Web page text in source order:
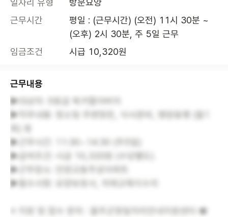
일자리 유형
방문요양
근무시간
평일 : (근무시간) (오전) 11시 30분 ~
(오후) 2시 30분, 주 5일 근무
임금조건
시급 10,320원
근무내용
▶대상자: 5등급 독거할아버지
▶직무내용: 청소및 주변정돈, 식사준비, 병원동행 (월1
▶근무시간: 11:30~14:30 (주5일)
▶급여조건: 시급 10,320원 (수당별도)
▶근무장소: 언양교동주공아파트
▶필수사항: 요양보호사, 치매교육이수자
※ 지원 및 접수 문의 : 울주군청일자리안내지원센터 ☎